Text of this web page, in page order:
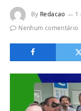
By Redacao
1
Nenhum comentário